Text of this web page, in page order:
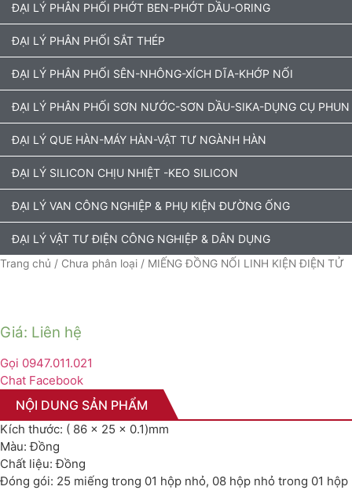
ĐẠI LÝ PHÂN PHỐI PHỚT BEN-PHỚT DẦU-ORING
ĐẠI LÝ PHÂN PHỐI SẮT THÉP
ĐẠI LÝ PHÂN PHỐI SÊN-NHÔNG-XÍCH DĨA-KHỚP NỐI
ĐẠI LÝ PHÂN PHỐI SƠN NƯỚC-SƠN DẦU-SIKA-DỤNG CỤ
ĐẠI LÝ QUE HÀN-MÁY HÀN-VẬT TƯ NGÀNH HÀN
ĐẠI LÝ SILICON CHỊU NHIỆT -KEO SILICON
ĐẠI LÝ VAN CÔNG NGHIỆP & PHỤ KIỆN ĐƯỜNG ỐNG
ĐẠI LÝ VẬT TƯ ĐIỆN CÔNG NGHIỆP & DÂN DỤNG
Trang chủ / Chưa phân loại / MIẾNG ĐỒNG NỐI LINH KIỆN ĐIỆN TỬ
Giá: Liên hệ
Gọi 0947.011.021
Chat Facebook
NỘI DUNG SẢN PHẨM
Kích thước: ( 86 x 25 x 0.1)mm
Màu: Đồng
Chất liệu: Đồng
Đóng gói: 25 miếng trong 01 hộp nhỏ, 08 hộp nhỏ trong 01 hộp